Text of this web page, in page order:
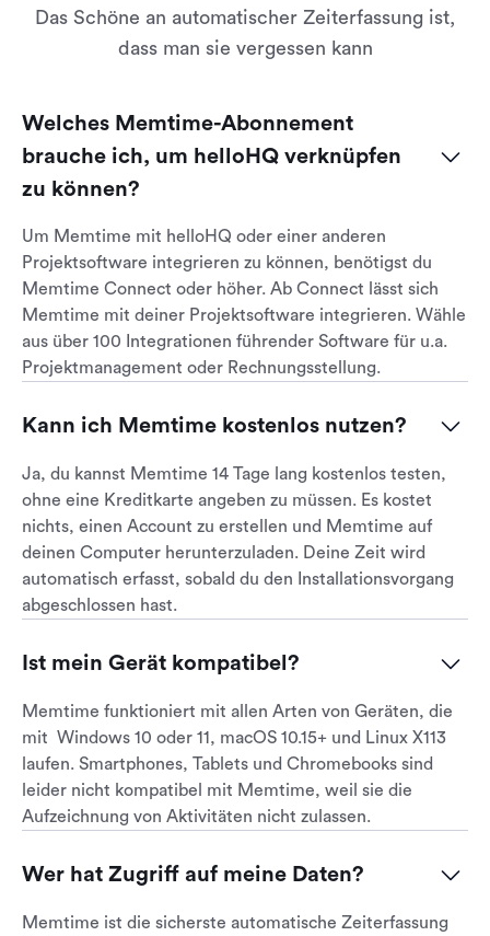
Das Schöne an automatischer Zeiterfassung ist,
dass man sie vergessen kann
Welches Memtime-Abonnement
brauche ich, um helloHQ verknüpfen
zu können?
Um Memtime mit helloHQ oder einer anderen
Projektsoftware integrieren zu können, benötigst du
Memtime Connect oder höher. Ab Connect lässt sich
Memtime mit deiner Projektsoftware integrieren. Wähle
aus über 100 Integrationen führender Software für u.a.
Projektmanagement oder Rechnungsstellung.
Kann ich Memtime kostenlos nutzen?
Ja, du kannst Memtime 14 Tage lang kostenlos testen,
ohne eine Kreditkarte angeben zu müssen. Es kostet
nichts, einen Account zu erstellen und Memtime auf
deinen Computer herunterzuladen. Deine Zeit wird
automatisch erfasst, sobald du den Installationsvorgang
abgeschlossen hast.
Ist mein Gerät kompatibel?
Memtime funktioniert mit allen Arten von Geräten, die
mit Windows 10 oder 11, macOS 10.15+ und Linux X113
laufen. Smartphones, Tablets und Chromebooks sind
leider nicht kompatibel mit Memtime, weil sie die
Aufzeichnung von Aktivitäten nicht zulassen.
Wer hat Zugriff auf meine Daten?
Memtime ist die sicherste automatische Zeiterfassung